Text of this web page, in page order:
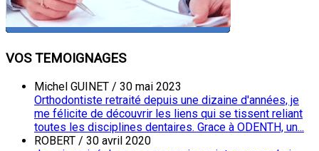
VOS TEMOIGNAGES
Michel GUINET / 30 mai 2023
Orthodontiste retraité depuis une dizaine d'années, je
me félicite de découvrir les liens qui se tissent reliant
toutes les disciplines dentaires. Grace à ODENTH, un...
ROBERT / 30 avril 2020